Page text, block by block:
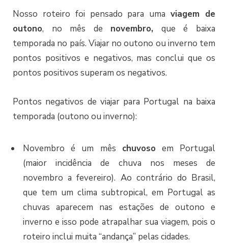
Nosso roteiro foi pensado para umaviagem de
outono, no mês de novembro, que é baixa
temporada no país. Viajar no outono ou inverno tem
pontos positivos e negativos, mas conclui que os
pontos positivos superam os negativos.
Pontos negativos de viajar para Portugal na baixa
temporada (outono ou inverno):
Novembro é um mês chuvoso em Portugal
(maior incidência de chuva nos meses de
novembro a fevereiro). Ao contrário do Brasil,
que tem um clima subtropical, em Portugal as
chuvas aparecem nas estações de outono e
inverno e isso pode atrapalhar sua viagem, pois o
roteiro inclui muita “andança” pelas cidades.